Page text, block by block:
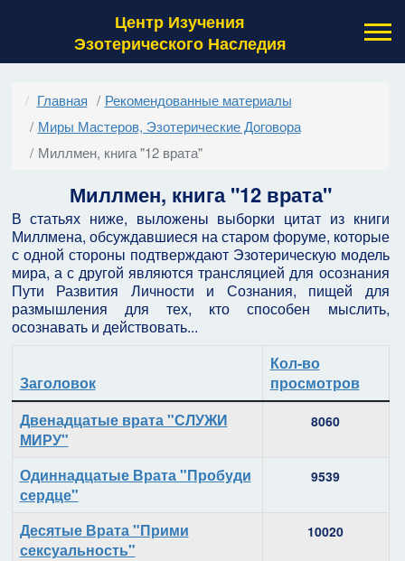
Центр Изучения
Эзотерического Наследия
Главная
Рекомендованные материалы
Миры Мастеров, Эзотерические Договора
Миллмен, книга "12 врата"
Миллмен, книга "12 врата"
В статьях ниже, выложены выборки цитат из книги
Миллмена, обсуждавшиеся на старом форуме, которые
с одной стороны подтверждают Эзотерическую модель
мира, а с другой являются трансляцией для осознания
Пути Развития Личности и Сознания, пищей для
размышления для тех, кто способен мыслить,
осознавать и действовать...
Материалы
Заголовок
Кол-во
просмотров
Двенадцатые врата "СЛУЖИ
МИРУ"
8060
Одиннадцатые Врата "Пробуди
сердце"
9539
Десятые Врата "Прими
сексуальность"
10020